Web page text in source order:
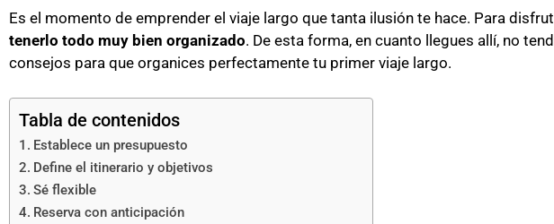
Es el momento de emprender el viaje largo que tanta ilusión te hace. Para
tenerlo todo muy bien organizado. De esta forma, en cuanto llegues allí, no
consejos para que organices perfectamente tu primer viaje largo.
Tabla de contenidos
Establece un presupuesto
Define el itinerario y objetivos
Sé flexible
Reserva con anticipación